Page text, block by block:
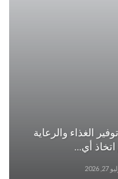
الغذاء والرعاية
أي…
2026